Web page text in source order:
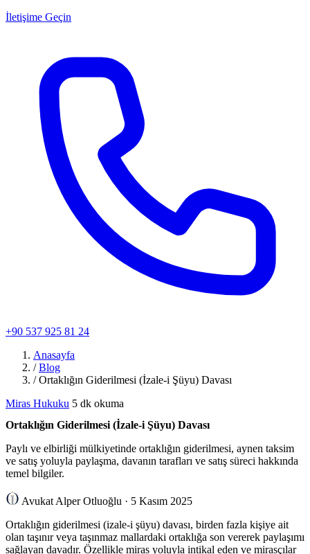
İletişime Geçin
+90 537 925 81 24
Anasayfa
/ Blog
/ Ortaklığın Giderilmesi (İzale-i Şüyu) Davası
Miras Hukuku 5 dk okuma
Ortaklığın Giderilmesi (İzale-i Şüyu) Davası
Paylı ve elbirliği mülkiyetinde ortaklığın giderilmesi, aynen taksim
ve satış yoluyla paylaşma, davanın tarafları ve satış süreci hakkında
temel bilgiler.
Avukat Alper Otluoğlu · 5 Kasım 2025
Ortaklığın giderilmesi (izale-i şüyu) davası, birden fazla kişiye ait
olan taşınır veya taşınmaz mallardaki ortaklığa son vererek paylaşımı
sağlayan davadır. Özellikle miras yoluyla intikal eden ve mirasçılar